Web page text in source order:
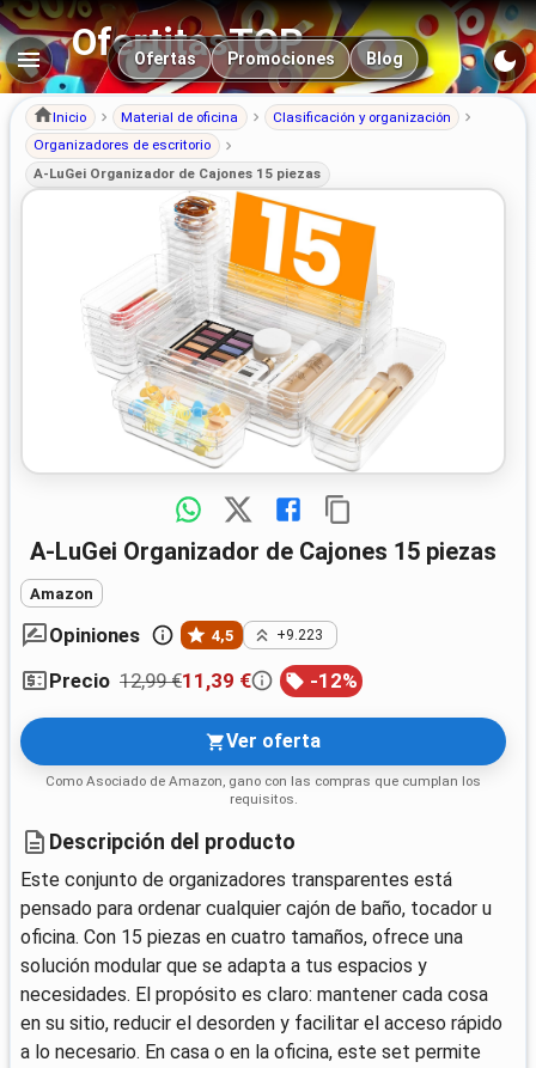
OfertitasTOP
Navegación principal
Ofertas Promociones Blog
Inicio Material de oficina
Clasificación y organización
Organizadores de escritorio
A-LuGei Organizador de Cajones 15 piezas
A-LuGei Organizador de Cajones 15 piezas
Amazon
Opiniones 4,5 +9.223
Precio 12,99 €11,39 € -12%
Ver oferta
Como Asociado de Amazon, gano con las compras que cumplan los
requisitos.
Descripción del producto
Este conjunto de organizadores transparentes está
pensado para ordenar cualquier cajón de baño, tocador u
oficina. Con 15 piezas en cuatro tamaños, ofrece una
solución modular que se adapta a tus espacios y
necesidades. El propósito es claro: mantener cada cosa
en su sitio, reducir el desorden y facilitar el acceso rápido
a lo necesario. En casa o en la oficina, este set permite